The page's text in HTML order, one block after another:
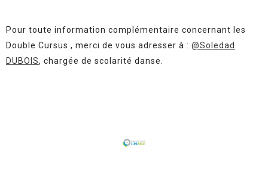
Pour toute information complémentaire concernant les
Double Cursus , merci de vous adresser à : @Soledad
DUBOIS, chargée de scolarité danse.